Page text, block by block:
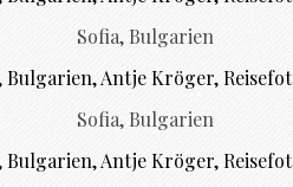
Sofia, Bulgarien
Sofia, Bulgarien